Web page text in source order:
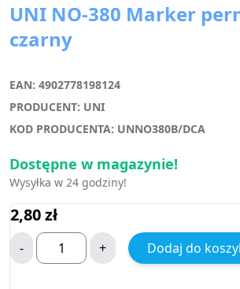
UNI NO-380 Marker
czarny
EAN: 4902778198124
PRODUCENT: UNI
KOD PRODUCENTA: UNNO380B/DCA
Dostępne w magazynie!
Wysyłka w 24 godziny!
2,80zł
- + Dodaj do